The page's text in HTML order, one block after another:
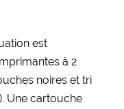
est
à 2
noires et tri
Une cartouche